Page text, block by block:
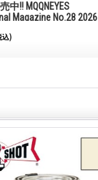
中!! MQQNEYES
Magazine No.28 2026
込)